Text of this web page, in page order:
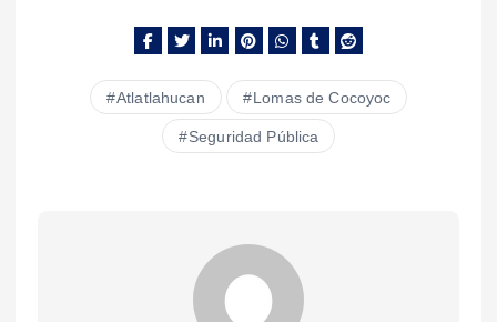
Atlatlahucan Lomas de Cocoyoc
Seguridad Pública